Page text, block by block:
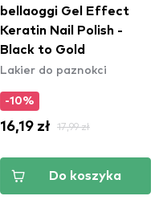
bellaoggi Gel Effect
Keratin Nail Polish -
Black to Gold
Lakier do paznokci
-10%
16,19 zł 17,99 zł
Do koszyka